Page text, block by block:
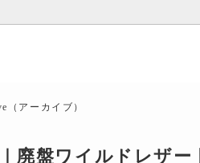
アーカイブ）
廃盤ワイルドレザー